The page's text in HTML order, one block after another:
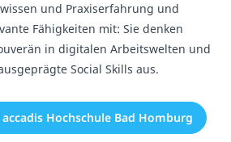
und Praxiserfahrung und
Fähigkeiten mit: Sie denken
in digitalen Arbeitswelten und
Social Skills aus.
Hochschule Bad Homburg